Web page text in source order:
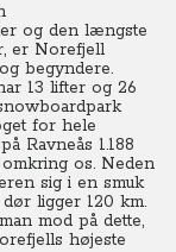
og den længste
er Norefjell
begyndere.
13 lifter og 26
for hele
Ravneås 1.188
os. Neden
sig i en smuk
ligger 120 km.
mod på dette,
højeste